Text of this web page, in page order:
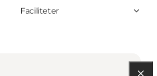
Faciliteter